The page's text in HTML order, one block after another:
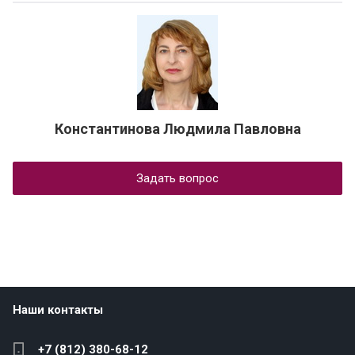
Константинова Людмила Павловна
Задать вопрос
Наши контакты
+7 (812) 380-68-12